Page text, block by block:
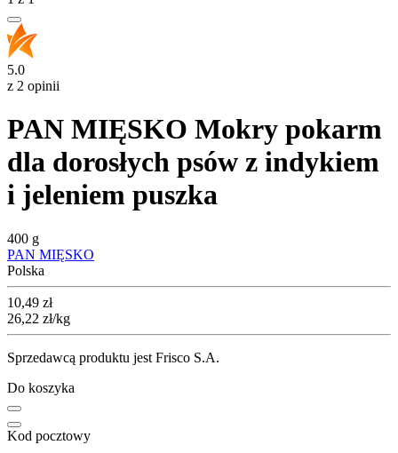
5.0
z 2 opinii
PAN MIĘSKO Mokry pokarm
dla dorosłych psów z indykiem
i jeleniem puszka
400 g
PAN MIĘSKO
Polska
Cena
10,49 zł
26,22 zł/kg
Sprzedawcą produktu jest Frisco S.A.
Do koszyka
Kod pocztowy